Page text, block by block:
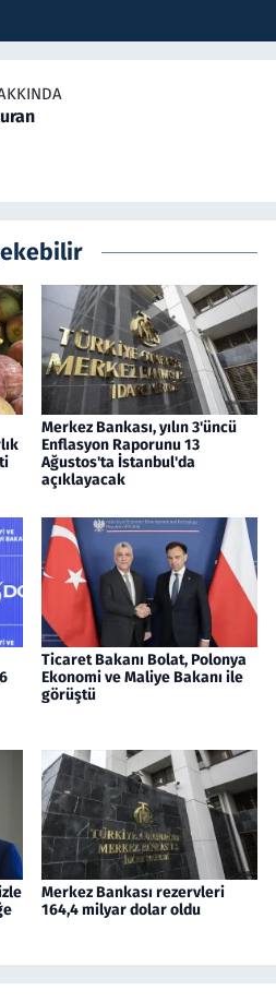
Merkez Bankası, yılın 3'üncü
Enflasyon Raporunu 13
Ağustos'ta İstanbul'da
açıklayacak
Ticaret Bakanı Bolat, Polonya
Ekonomi ve Maliye Bakanı ile
görüştü
Merkez Bankası rezervleri
164,4 milyar dolar oldu